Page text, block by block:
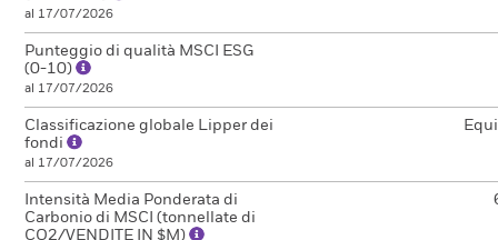
al 17/07/2026
Punteggio di qualità MSCI ESG
(0-10)
al 17/07/2026
Classificazione globale Lipper dei
fondi
al 17/07/2026
Intensità Media Ponderata di
Carbonio di MSCI (tonnellate di
CO2/VENDITE IN $M)